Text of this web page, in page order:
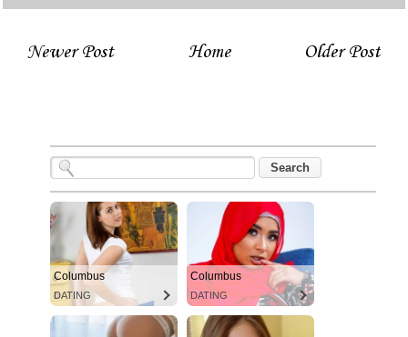
Newer Post Older Post
Home
Columbus
DATING
Columbus
DATING